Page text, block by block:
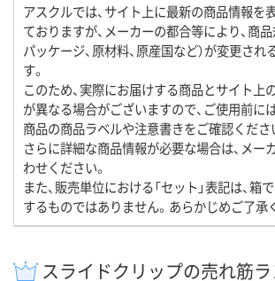
アスクルでは、サイト上に最新の商品情報を
ておりますが、メーカーの都合等により、商品
パッケージ、原材料、原産国など）が変更さ
す。
このため、実際にお届けする商品とサイト上
が異なる場合がございますので、ご使用前に
商品の商品ラベルや注意書きをご確認くださ
さらに詳細な商品情報が必要な場合は、メー
わせください。
また、販売単位における「セット」表記は、箱
するものではありません。あらかじめご了承
スライドクリップの売れ筋